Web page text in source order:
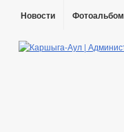
Новости Фотоальбом